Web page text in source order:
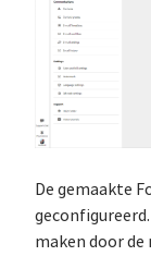
De gemaakte
maken door de